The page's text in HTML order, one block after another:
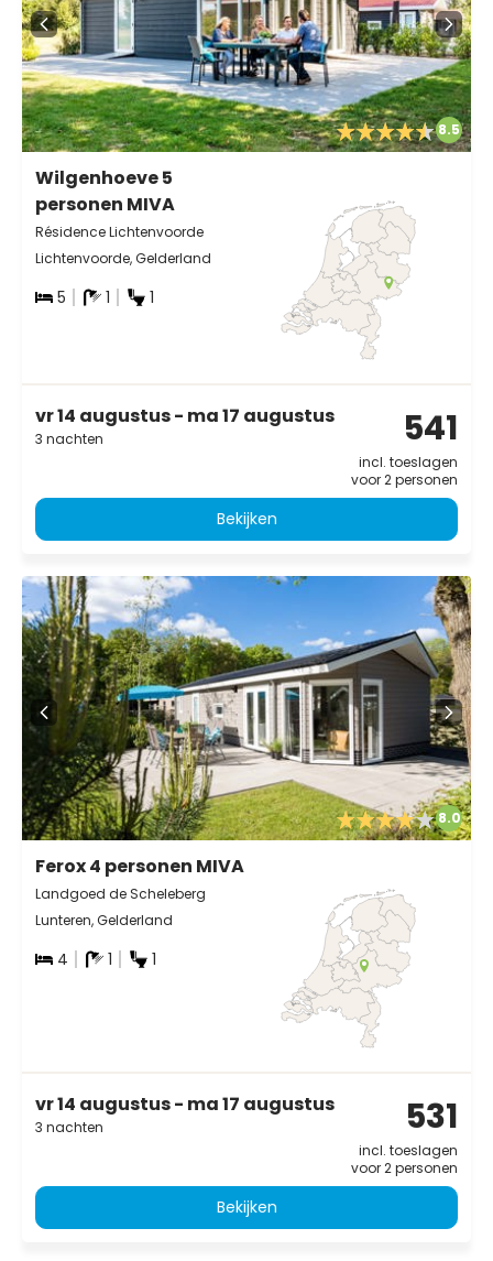
8.5
Wilgenhoeve 5
personen MIVA
Résidence Lichtenvoorde
Lichtenvoorde, Gelderland
5 1 1
vr 14 augustus - ma 17 augustus
3 nachten 541
incl. toeslagen
voor 2 personen
Bekijken
8.0
Ferox 4 personen MIVA
Landgoed de Scheleberg
Lunteren, Gelderland
4 1 1
vr 14 augustus - ma 17 augustus
3 nachten 531
incl. toeslagen
voor 2 personen
Bekijken